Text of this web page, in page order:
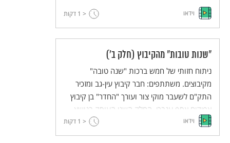
וידאו < 1 דקות
"שנות טובות" מהקיבוץ (חלק ב')
ניתוח חזותי של חמש ברכות "שנה טובה"
מקיבוצים. משתתפים: חבר קיבוץ עין-גב ומזכיר
התק"ם לשעבר מוקי צור ועורך "החדר" בן קיבוץ
אפיקים אסף ענברי. החלק השני העוסק בנושא.
וידאו < 1 דקות